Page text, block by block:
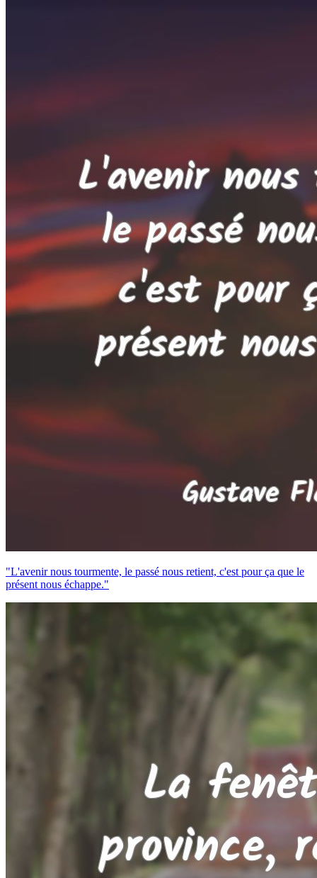
"L'avenir nous tourmente, le passé nous retient, c'est pour ça que le
présent nous échappe."